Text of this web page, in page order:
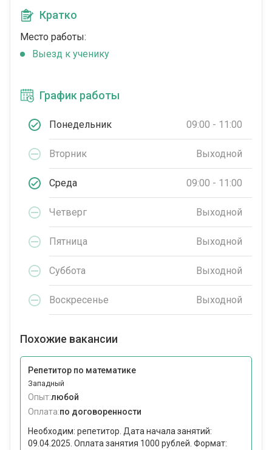
Кратко
Место работы:
Выезд к ученику
График работы
Понедельник 09:00 - 11:00
Вторник Выходной
Среда 09:00 - 11:00
Четверг Выходной
Пятница Выходной
Суббота Выходной
Воскресенье Выходной
Похожие вакансии
Репетитор по математике
Западный
Опыт:любой
Оплата:по договоренности
Необходим: репетитор. Дата начала занятий:
09.04.2025. Оплата занятия 1000 рублей. Формат: